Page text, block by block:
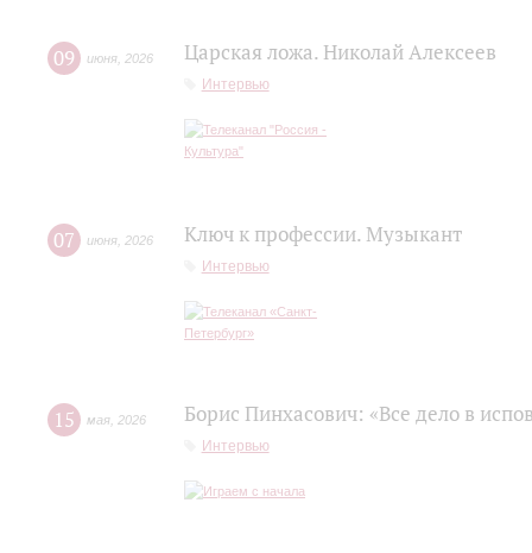
09 июня 2026 Царская ложа. Николай Алексеев
Интервью
07 июня 2026 Ключ к профессии. Музыкант
Интервью
15 мая 2026 Борис Пинхасович: «Все дело в
Интервью